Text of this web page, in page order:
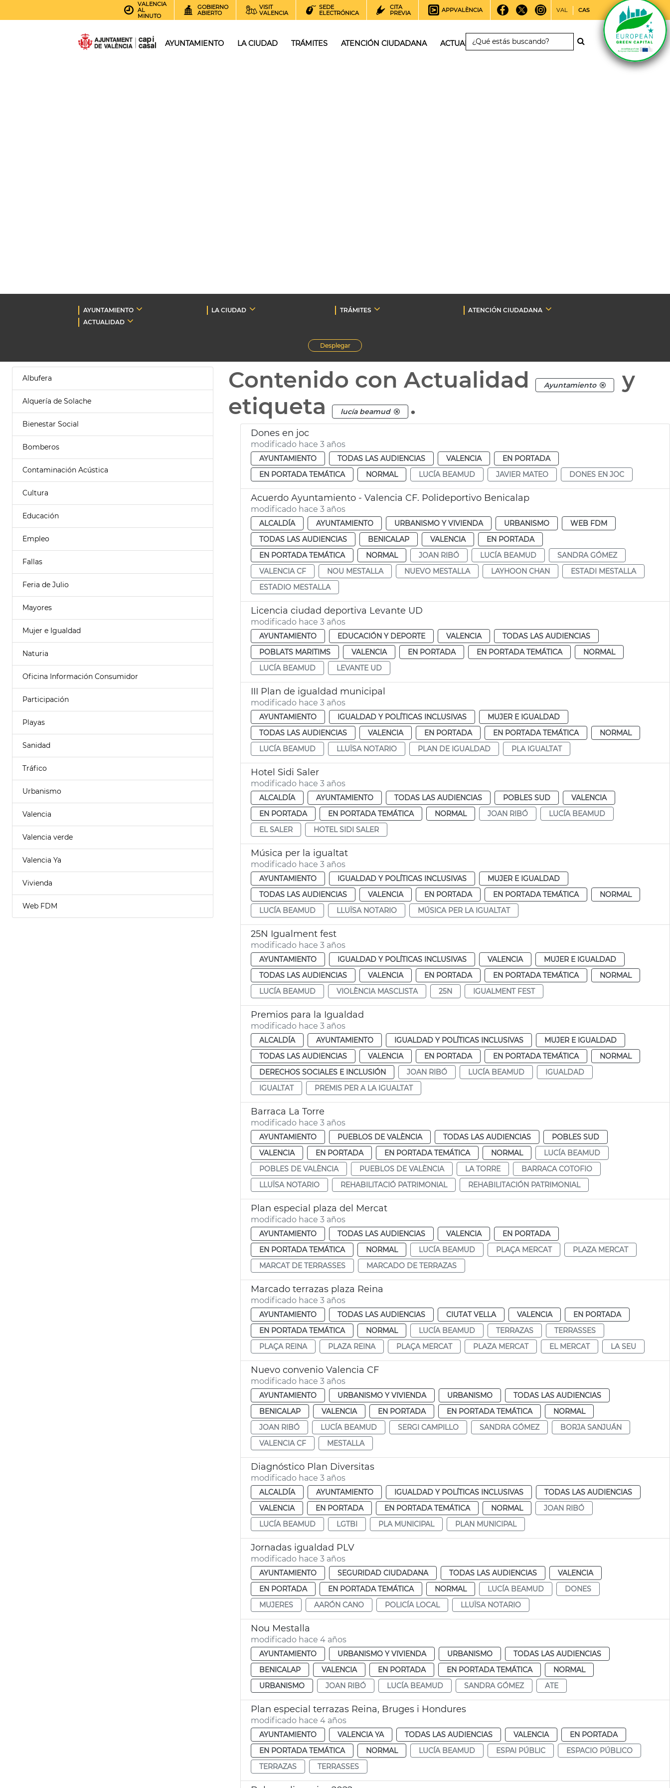
VALENCIA
AL
MINUTO
GOBIERNO
ABIERTO
VISIT
VALENCIA
SEDE
ELECTRÓNICA
CITA
PREVIA
APPVALÈNCIA VAL CAS
AYUNTAMIENTO LA CIUDAD TRÁMITES ATENCIÓN CIUDADANA ACTUALIDAD
AYUNTAMIENTO LA CIUDAD TRÁMITES
ATENCIÓN CIUDADANA
ACTUALIDAD
Desplegar
Albufera
Alquería de Solache
Bienestar Social
Bomberos
Contaminación Acústica
Cultura
Educación
Empleo
Fallas
Feria de Julio
Mayores
Mujer e Igualdad
Naturia
Oficina Información Consumidor
Participación
Playas
Sanidad
Tráfico
Urbanismo
Valencia
Valencia verde
Valencia Ya
Vivienda
Web FDM
Contenido con Actualidad Ayuntamiento
y
etiqueta
lucía beamud .
Dones en joc
modificado hace 3 años
AYUNTAMIENTO TODAS LAS AUDIENCIAS VALENCIA
EN PORTADA
EN PORTADA TEMÁTICA
NORMAL LUCÍA BEAMUD JAVIER MATEO DONES EN JOC
Acuerdo Ayuntamiento - Valencia CF. Polideportivo Benicalap
modificado hace 3 años
ALCALDÍA AYUNTAMIENTO URBANISMO Y VIVIENDA URBANISMO
WEB FDM
TODAS LAS AUDIENCIAS
BENICALAP VALENCIA
EN PORTADA
EN PORTADA TEMÁTICA
NORMAL JOAN RIBÓ LUCÍA BEAMUD
SANDRA GÓMEZ
VALENCIA CF
NOU MESTALLA NUEVO MESTALLA LAYHOON CHAN
ESTADI MESTALLA
ESTADIO MESTALLA
Licencia ciudad deportiva Levante UD
modificado hace 3 años
AYUNTAMIENTO EDUCACIÓN Y DEPORTE VALENCIA
TODAS LAS AUDIENCIAS
POBLATS MARITIMS
VALENCIA EN PORTADA EN PORTADA TEMÁTICA
NORMAL
LUCÍA BEAMUD
LEVANTE UD
III Plan de igualdad municipal
modificado hace 3 años
AYUNTAMIENTO IGUALDAD Y POLÍTICAS INCLUSIVAS
MUJER E IGUALDAD
TODAS LAS AUDIENCIAS
VALENCIA EN PORTADA EN PORTADA TEMÁTICA
NORMAL
LUCÍA BEAMUD
LLUÏSA NOTARIO PLAN DE IGUALDAD PLA IGUALTAT
Hotel Sidi Saler
modificado hace 3 años
ALCALDÍA AYUNTAMIENTO TODAS LAS AUDIENCIAS POBLES SUD
VALENCIA
EN PORTADA
EN PORTADA TEMÁTICA NORMAL JOAN RIBÓ
LUCÍA BEAMUD
EL SALER
HOTEL SIDI SALER
Música per la igualtat
modificado hace 3 años
AYUNTAMIENTO IGUALDAD Y POLÍTICAS INCLUSIVAS
MUJER E IGUALDAD
TODAS LAS AUDIENCIAS
VALENCIA EN PORTADA EN PORTADA TEMÁTICA
NORMAL
LUCÍA BEAMUD
LLUÏSA NOTARIO MÚSICA PER LA IGUALTAT
25N Igualment fest
modificado hace 3 años
AYUNTAMIENTO IGUALDAD Y POLÍTICAS INCLUSIVAS VALENCIA
MUJER E IGUALDAD
TODAS LAS AUDIENCIAS
VALENCIA EN PORTADA EN PORTADA TEMÁTICA
NORMAL
LUCÍA BEAMUD
VIOLÈNCIA MASCLISTA 25N IGUALMENT FEST
Premios para la Igualdad
modificado hace 3 años
ALCALDÍA AYUNTAMIENTO IGUALDAD Y POLÍTICAS INCLUSIVAS
MUJER E IGUALDAD
TODAS LAS AUDIENCIAS
VALENCIA EN PORTADA EN PORTADA TEMÁTICA
NORMAL
DERECHOS SOCIALES E INCLUSIÓN
JOAN RIBÓ LUCÍA BEAMUD
IGUALDAD
IGUALTAT
PREMIS PER A LA IGUALTAT
Barraca La Torre
modificado hace 3 años
AYUNTAMIENTO PUEBLOS DE VALÈNCIA TODAS LAS AUDIENCIAS
POBLES SUD
VALENCIA
EN PORTADA EN PORTADA TEMÁTICA NORMAL
LUCÍA BEAMUD
POBLES DE VALÈNCIA
PUEBLOS DE VALÈNCIA LA TORRE
BARRACA COTOFIO
LLUÏSA NOTARIO
REHABILITACIÓ PATRIMONIAL REHABILITACIÓN PATRIMONIAL
Plan especial plaza del Mercat
modificado hace 3 años
AYUNTAMIENTO TODAS LAS AUDIENCIAS VALENCIA
EN PORTADA
EN PORTADA TEMÁTICA
NORMAL LUCÍA BEAMUD PLAÇA MERCAT
PLAZA MERCAT
MARCAT DE TERRASSES
MARCADO DE TERRAZAS
Marcado terrazas plaza Reina
modificado hace 3 años
AYUNTAMIENTO TODAS LAS AUDIENCIAS CIUTAT VELLA VALENCIA
EN PORTADA
EN PORTADA TEMÁTICA
NORMAL LUCÍA BEAMUD TERRAZAS
TERRASSES
PLAÇA REINA
PLAZA REINA PLAÇA MERCAT PLAZA MERCAT EL MERCAT LA SEU
Nuevo convenio Valencia CF
modificado hace 3 años
AYUNTAMIENTO URBANISMO Y VIVIENDA URBANISMO
TODAS LAS AUDIENCIAS
BENICALAP
VALENCIA EN PORTADA EN PORTADA TEMÁTICA
NORMAL
JOAN RIBÓ
LUCÍA BEAMUD SERGI CAMPILLO SANDRA GÓMEZ
BORJA SANJUÁN
VALENCIA CF
MESTALLA
Diagnóstico Plan Diversitas
modificado hace 3 años
ALCALDÍA AYUNTAMIENTO IGUALDAD Y POLÍTICAS INCLUSIVAS
TODAS LAS AUDIENCIAS
VALENCIA
EN PORTADA EN PORTADA TEMÁTICA NORMAL
JOAN RIBÓ
LUCÍA BEAMUD
LGTBI PLA MUNICIPAL PLAN MUNICIPAL
Jornadas igualdad PLV
modificado hace 3 años
AYUNTAMIENTO SEGURIDAD CIUDADANA TODAS LAS AUDIENCIAS
VALENCIA
EN PORTADA
EN PORTADA TEMÁTICA NORMAL LUCÍA BEAMUD
DONES
MUJERES
AARÓN CANO POLICÍA LOCAL LLUÏSA NOTARIO
Nou Mestalla
modificado hace 4 años
AYUNTAMIENTO URBANISMO Y VIVIENDA URBANISMO
TODAS LAS AUDIENCIAS
BENICALAP
VALENCIA EN PORTADA EN PORTADA TEMÁTICA
NORMAL
URBANISMO
JOAN RIBÓ LUCÍA BEAMUD SANDRA GÓMEZ ATE
Plan especial terrazas Reina, Bruges i Hondures
modificado hace 4 años
AYUNTAMIENTO VALENCIA YA TODAS LAS AUDIENCIAS VALENCIA
EN PORTADA
EN PORTADA TEMÁTICA
NORMAL LUCÍA BEAMUD ESPAI PÚBLIC
ESPACIO PÚBLICO
TERRAZAS
TERRASSES